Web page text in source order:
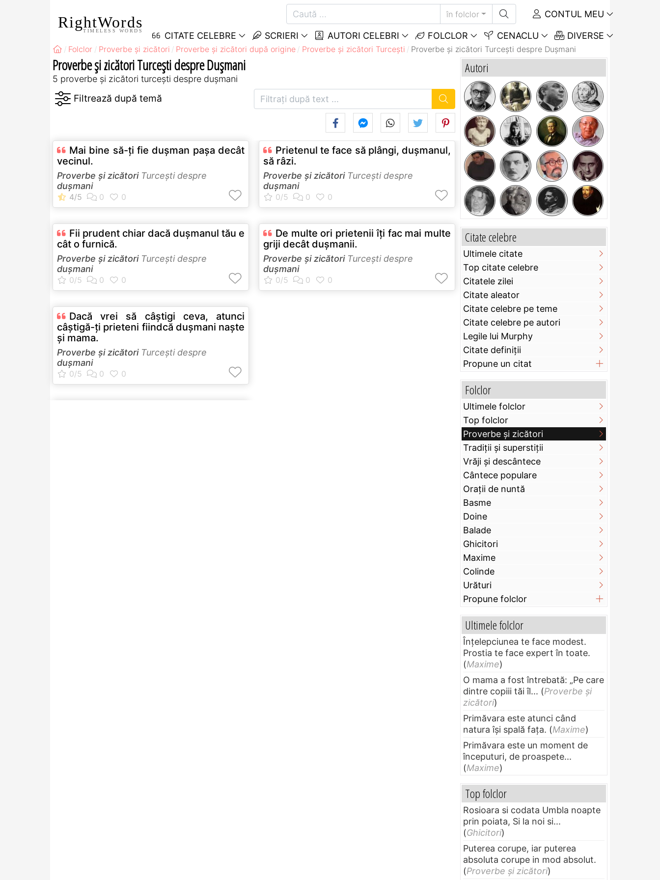
RightWords
TIMELESS WORDS
în folclor CONTUL MEU
CITATE CELEBRE SCRIERI AUTORI CELEBRI FOLCLOR CENACLU DIVERSE
Folclor Proverbe și zicători Proverbe și zicători după origine Proverbe și zicători Turceşti Proverbe și zicători Turceşti despre Dușmani
Proverbe și zicători Turceşti despre Dușmani
5 proverbe și zicători turceşti despre dușmani
Mai bine să-ţi fie duşman paşa decât
vecinul.
Proverbe și zicătoriTurceşti despre
dușmani
Fii prudent chiar dacă duşmanul tău e
cât o furnică.
Proverbe și zicătoriTurceşti despre
dușmani
Dacă vrei să câştigi ceva, atunci
câştigă-ţi prieteni fiindcă duşmani naşte
şi mama.
Proverbe și zicătoriTurceşti despre
dușmani
Prietenul te face să plângi, duşmanul,
să râzi.
Proverbe și zicătoriTurceşti despre
dușmani
De multe ori prietenii îţi fac mai multe
griji decât duşmanii.
Proverbe și zicătoriTurceşti despre
dușmani
Autori
Citate celebre
Ultimele citate
Top citate celebre
Citatele zilei
Citate aleator
Citate celebre pe teme
Citate celebre pe autori
Legile lui Murphy
Citate definiţii
Propune un citat
Folclor
Ultimele folclor
Top folclor
Proverbe și zicători
Tradiții și superstiții
Vrăji și descântece
Cântece populare
Orații de nuntă
Basme
Doine
Balade
Ghicitori
Maxime
Colinde
Urături
Propune folclor
Ultimele folclor
Înțelepciunea te face modest.
Prostia te face expert în toate.
(Maxime)
O mama a fost întrebată: „Pe care
dintre copiii tăi îl... (Proverbe și
zicători)
Primăvara este atunci când
natura își spală fața. (Maxime)
Primăvara este un moment de
începuturi, de proaspete...
(Maxime)
Top folclor
Rosioara si codata Umbla noapte
prin poiata, Si la noi si...
(Ghicitori)
Puterea corupe, iar puterea
absoluta corupe in mod absolut.
(Proverbe și zicători)